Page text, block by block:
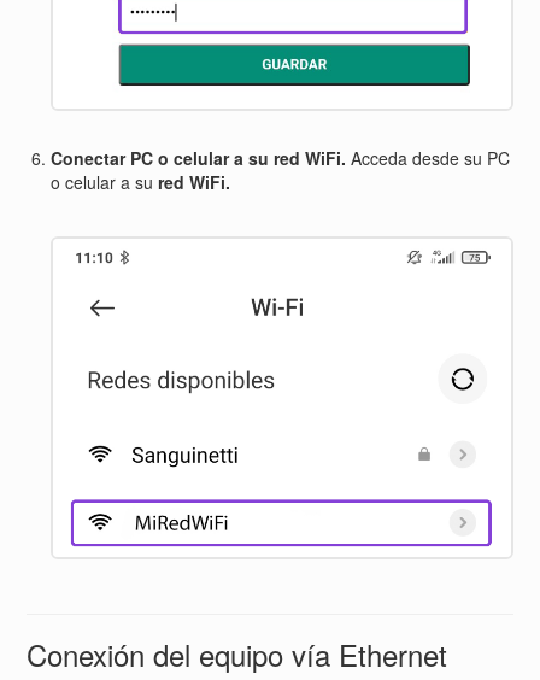
Conectar PC o celular a su red WiFi. Acceda desde su PC
o celular a sured WiFi.
Conexión del equipo vía Ethernet